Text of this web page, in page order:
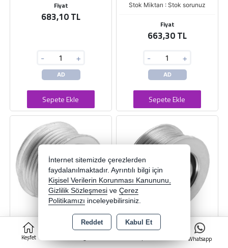
Keşfet
0
Whatsapp
Fiyat
683,10 TL
- +
AD
Sepete Ekle
Stok Miktarı : Stok sorunuz
Fiyat
663,30 TL
- +
AD
Sepete Ekle
ALT. KASNAK TOYOTA AURIS -
VERSO - COROLLA 1.6 6 KANAL
ALT. KASNAK FIAT DUCATO /
CITROEN JUMPER / PEUGEOT
BOXER / FORD TRANSIT 2.2 D 6
İnternet sitemizde çerezlerden
faydalanılmaktadır. Ayrıntılı bilgi için
Kişisel Verilerin Korunması Kanununu,
Gizlilik Sözleşmesi ve Çerez
Politikamızı inceleyebilirsiniz.
Reddet Kabul Et